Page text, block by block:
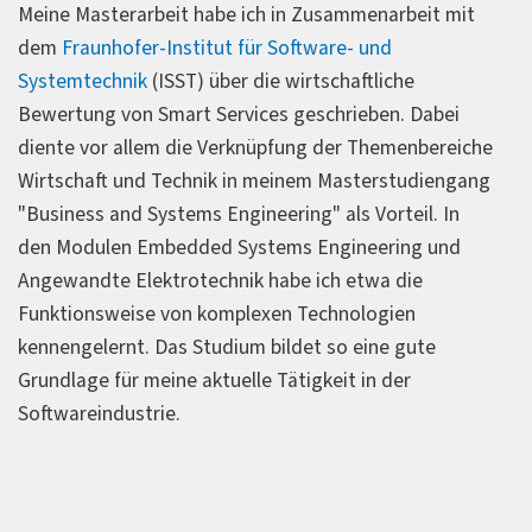
wird an der Hochschule Hamm-Lippstadt auf dem
Campus Lippstadt gelehrt. Zahlreiche Labore, etwa
"Regelungstechnik“, „Smart Living", "Autonome Mobile
Systeme", "Robotik", "Bussysteme", "Bordnetze und
Diagnose" und "Mikrocontroller" sowie Einrichtungen
und Geräte an der Hochschule bereiten Sie praxisnah
und in enger Zusammenarbeit mit Unternehmen auf die
beruflichen Herausforderungen von
Nachwuchsingenieurinnen und -ingenieuren vor.
Meine Masterarbeit habe ich in Zusammenarbeit mit
dem Fraunhofer-Institut für Software- und
Systemtechnik (ISST) über die wirtschaftliche
Bewertung von Smart Services geschrieben. Dabei
diente vor allem die Verknüpfung der Themenbereiche
Wirtschaft und Technik in meinem Masterstudiengang
"Business and Systems Engineering" als Vorteil. In
den Modulen Embedded Systems Engineering und
Angewandte Elektrotechnik habe ich etwa die
Funktionsweise von komplexen Technologien
kennengelernt. Das Studium bildet so eine gute
Grundlage für meine aktuelle Tätigkeit in der
Softwareindustrie.